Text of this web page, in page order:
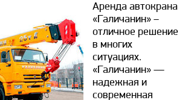
Аренда автокрана
«Галичанин» –
отличное решение
в многих
ситуациях.
«Галичанин» —
надежная и
современная